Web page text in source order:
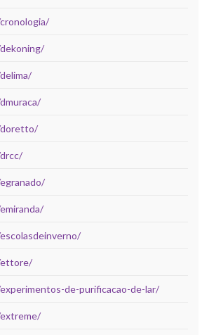
doretto/
ettore/
de-purificacao-de-lar/